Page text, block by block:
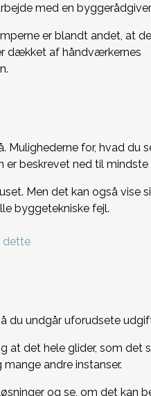
med en byggerådgiver.
er blandt andet, at
dækket af håndværkernes
for, hvad du
beskrevet ned til mindste
Men det kan også vise
byggetekniske fejl.
dette
du undgår uforudsete
at det hele glider, som det
andre instanser.
og se, om det kan